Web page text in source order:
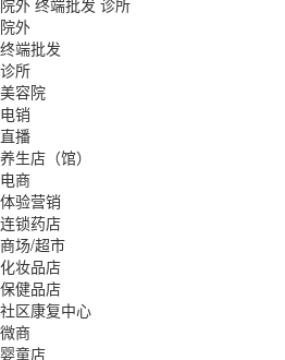
院外 终端批发 诊所
院外
终端批发
诊所
美容院
电销
直播
养生店（馆）
电商
体验营销
连锁药店
商场/超市
化妆品店
保健品店
社区康复中心
微商
婴童店